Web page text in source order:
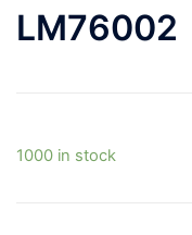
LM76002
1000 in stock